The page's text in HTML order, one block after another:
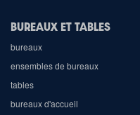
BUREAUX ET TABLES
bureaux
ensembles de bureaux
tables
bureaux d'accueil